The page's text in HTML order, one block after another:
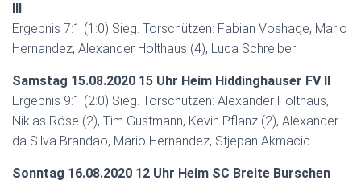
III
Ergebnis 7:1 (1:0) Sieg. Torschützen: Fabian Voshage, Mario
Hernandez, Alexander Holthaus (4), Luca Schreiber
Samstag 15.08.2020 15 Uhr Heim Hiddinghauser FV II
Ergebnis 9:1 (2:0) Sieg. Torschützen: Alexander Holthaus,
Niklas Röse (2), Tim Gustmann, Kevin Pflanz (2), Alexander
da Silva Brandao, Mario Hernandez, Stjepan Akmacic
Sonntag 16.08.2020 12 Uhr Heim SC Breite Burschen